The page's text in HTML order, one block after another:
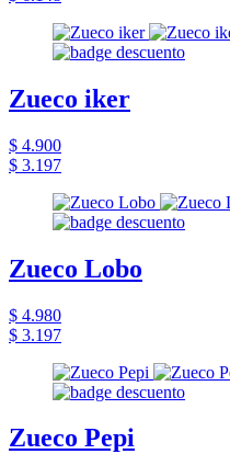
Zueco iker
$ 4.900
$ 3.197
Zueco Lobo
$ 4.980
$ 3.197
Zueco Pepi